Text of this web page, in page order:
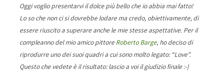
Oggi voglio presentarvi il dolce più bello che io abbia mai fatto!
Lo so che non ci si dovrebbe lodare ma credo, obiettivamente, di
essere riuscito a superare anche le mie stesse aspettative. Per il
compleanno del mio amico pittoreRoberto Barge, ho deciso di
riprodurre uno dei suoi quadri a cui sono molto legato: “Love”.
Questo che vedete è il risultato: lascio a voi il giudizio finale :-)